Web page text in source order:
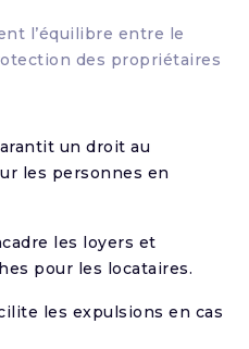
l’équilibre entre le
des propriétaires
un droit au
les personnes en
les loyers et
pour les locataires.
les expulsions en cas